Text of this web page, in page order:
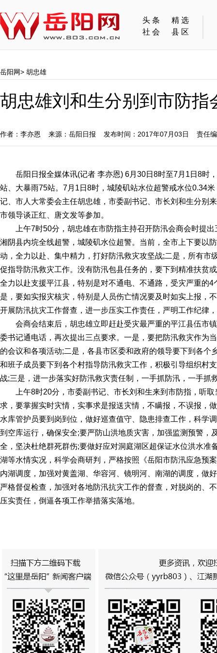
头条
精选
社会
县区
岳阳网> 胡忠雄
胡忠雄刘和生分别到市防
作者：李亦恩 来源：岳阳日报 发布时间：2017年07月03日 责任编
岳阳日报全媒体讯(记者 李亦恩) 6月30日8时至7月1日8时
站、大暴雨75站。7月1日8时，城陵矶站水位超警戒水位0.34
记、市人大常委会主任胡忠雄，市委副书记、市长刘和生分别
市领导谈正红、唐文发等参加。
上午7时50分，胡忠雄在市防指主持召开防汛会商会时提出
湘阴县内垸全线超警，城陵矶水位超警。当前，全市上下要以
动，全力以赴、集中精力，打好防汛救灾攻坚战;二是，所有市
促指导防汛救灾工作。没有防汛包县任务的，要下到精准扶贫
全力以赴支援平江县，特别是对不通电、不通路，受灾严重的
是，要如实报灾核灾，特别是人员伤亡情况要及时如实上报，
开展防汛抗灾工作督查，进一步压实工作责任，严明工作纪律
会商会结束后，胡忠雄立即赶赴受灾最严重的平江县伍市
委书记通电话，再次提出三点要求。一是，要把防汛救灾作为
的会议和各项活动;二是，各县市区委和政府的领导要下到各个
和班子成员要下到各个村指导防汛救灾工作，积极引导组织村
战;三是，进一步落实好防汛救灾责任制，一手抓防汛，一手抓
上午8时20分，市委副书记、市长刘和生来到市防指，听取
求，要掌握实时灾情，实事求是报送灾情，不瞒报，不误报，
水库管护员要到岗到位，做好巡查值守、隐患排查工作，科学
到空库运行，确保安全;要严防山洪地质灾害，加强监测预警，
全，坚决杜绝群死群伤;要做好应对洞庭湖区超保证水位洪水准
湖等水情实况，科学会商研判，严格按照《岳阳市防汛应急预
内湖调度，加强对黄盖湖、华容河、镜明河、南湖的调度，做
严格督促检查，加强对各地防汛抗灾工作的督查，对脱岗的、
压实责任，倒逼各项工作举措落实落地。